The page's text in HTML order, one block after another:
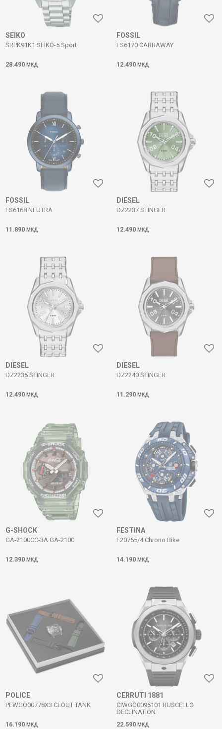
SEIKO
SRPK91K1 SEIKO-5 Sport
28.490 МКД
FOSSIL
FS6170 CARRAWAY
12.490 МКД
FOSSIL
FS6168 NEUTRA
11.890 МКД
DIESEL
DZ2237 STINGER
12.490 МКД
DIESEL
DZ2236 STINGER
12.490 МКД
DIESEL
DZ2240 STINGER
11.290 МКД
G-SHOCK
GA-2100CC-3A GA-2100
12.390 МКД
FESTINA
F20755/4 Chrono Bike
14.190 МКД
POLICE
PEWGO00778X3 CLOUT TANK
16.190 МКД
CERRUTI 1881
CIWGO0096101 RUSCELLO
DECLINATION
22.590 МКД